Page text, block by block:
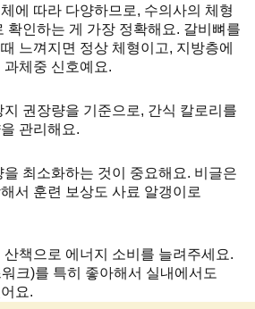
에 따라 다양하므로, 수의사의 체형
확인하는 게 가장 정확해요. 갈비뼈를
느껴지면 정상 체형이고, 지방층에
체중 신호예요.
지 권장량을 기준으로, 간식 칼로리를
관리해요.
을 최소화하는 것이 중요해요. 비글은
서 훈련 보상도 사료 알갱이로
산책으로 에너지 소비를 늘려주세요.
크)를 특히 좋아해서 실내에서도
요.